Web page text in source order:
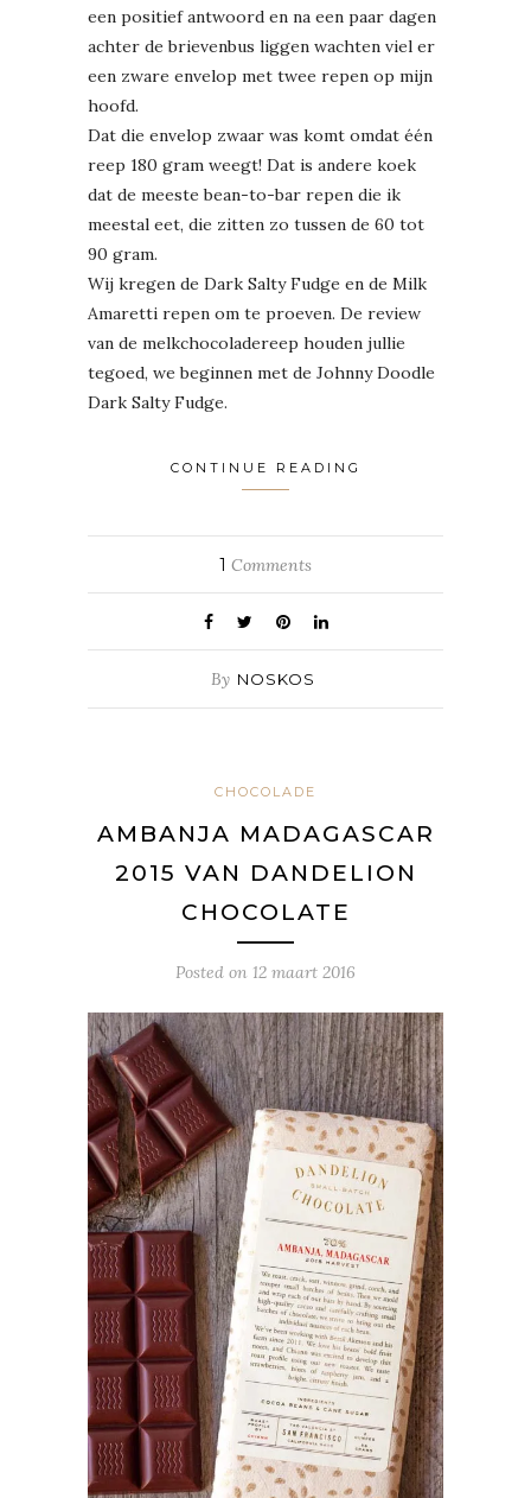
een positief antwoord en na een paar dagen
achter de brievenbus liggen wachten viel er
een zware envelop met twee repen op mijn
hoofd.
Dat die envelop zwaar was komt omdat één
reep 180 gram weegt! Dat is andere koek
dat de meeste bean-to-bar repen die ik
meestal eet, die zitten zo tussen de 60 tot
90 gram.
Wij kregen de Dark Salty Fudge en de Milk
Amaretti repen om te proeven. De review
van de melkchocoladereep houden jullie
tegoed, we beginnen met de Johnny Doodle
Dark Salty Fudge.
CONTINUE READING
1 Comments
By NOSKOS
CHOCOLADE
AMBANJA MADAGASCAR
2015 VAN DANDELION
CHOCOLATE
Posted on 12 maart 2016